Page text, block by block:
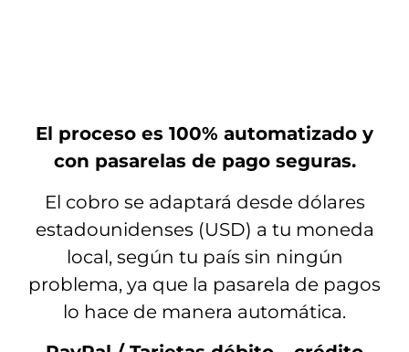
El proceso es 100% automatizado y
con pasarelas de pago seguras.
El cobro se adaptará desde dólares
estadounidenses (USD) a tu moneda
local, según tu país sin ningún
problema, ya que la pasarela de pagos
lo hace de manera automática.